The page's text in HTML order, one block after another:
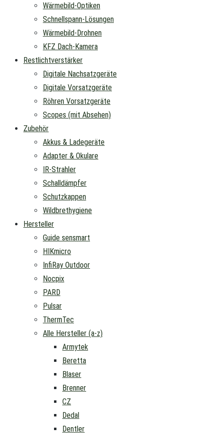
Wärmebild-Optiken
Schnellspann-Lösungen
Wärmebild-Drohnen
KFZ Dach-Kamera
Restlichtverstärker
Digitale Nachsatzgeräte
Digitale Vorsatzgeräte
Röhren Vorsatzgeräte
Scopes (mit Absehen)
Zubehör
Akkus & Ladegeräte
Adapter & Okulare
IR-Strahler
Schalldämpfer
Schutzkappen
Wildbrethygiene
Hersteller
Guide sensmart
HIKmicro
InfiRay Outdoor
Nocpix
PARD
Pulsar
ThermTec
Alle Hersteller (a-z)
Armytek
Beretta
Blaser
Brenner
CZ
Dedal
Dentler